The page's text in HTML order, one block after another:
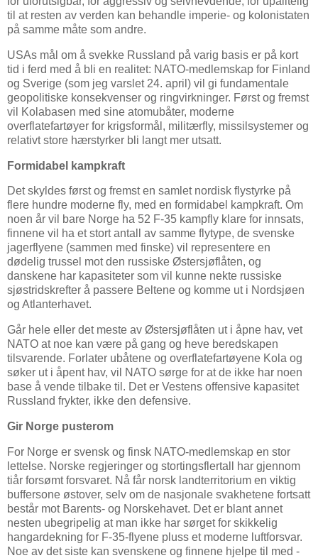
til at resten av verden kan behandle imperie- og kolonistaten
på samme måte som andre.
USAs mål om å svekke Russland på varig basis er på kort
tid i ferd med å bli en realitet: NATO-medlemskap for Finland
og Sverige (som jeg varslet 24. april) vil gi fundamentale
geopolitiske konsekvenser og ringvirkninger. Først og fremst
vil Kolabasen med sine atomubåter, moderne
overflatefartøyer for krigsformål, militærfly, missilsystemer og
relativt store hærstyrker bli langt mer utsatt.
Formidabel kampkraft
Det skyldes først og fremst en samlet nordisk flystyrke på
flere hundre moderne fly, med en formidabel kampkraft. Om
noen år vil bare Norge ha 52 F-35 kampfly klare for innsats,
finnene vil ha et stort antall av samme flytype, de svenske
jagerflyene (sammen med finske) vil representere en
dødelig trussel mot den russiske Østersjøflåten, og
danskene har kapasiteter som vil kunne nekte russiske
sjøstridskrefter å passere Beltene og komme ut i Nordsjøen
og Atlanterhavet.
Går hele eller det meste av Østersjøflåten ut i åpne hav, vet
NATO at noe kan være på gang og heve beredskapen
tilsvarende. Forlater ubåtene og overflatefartøyene Kola og
søker ut i åpent hav, vil NATO sørge for at de ikke har noen
base å vende tilbake til. Det er Vestens offensive kapasitet
Russland frykter, ikke den defensive.
Gir Norge pusterom
For Norge er svensk og finsk NATO-medlemskap en stor
lettelse. Norske regjeringer og stortingsflertall har gjennom
tiår forsømt forsvaret. Nå får norsk landterritorium en viktig
buffersone østover, selv om de nasjonale svakhetene fortsatt
består mot Barents- og Norskehavet. Det er blant annet
nesten ubegripelig at man ikke har sørget for skikkelig
hangardekning for F-35-flyene pluss et moderne luftforsvar.
Noe av det siste kan svenskene og finnene hjelpe til med -